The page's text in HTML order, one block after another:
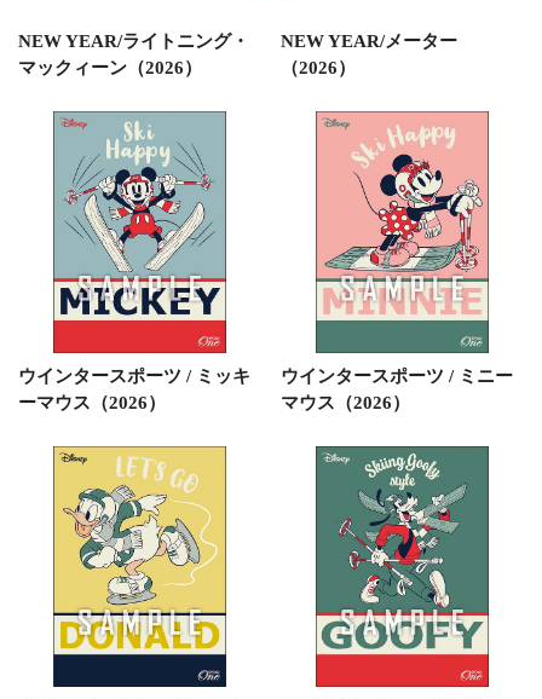
NEW YEAR/ライトニング・
マックィーン（2026）
NEW YEAR/メーター
（2026）
ウインタースポーツ / ミッキ
ーマウス（2026）
ウインタースポーツ / ミニー
マウス（2026）